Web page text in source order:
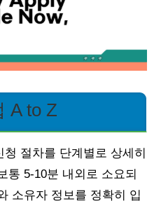
A to Z
절차를 단계별로 상세히
통 5-10분 내외로 소요되
소유자 정보를 정확히 입